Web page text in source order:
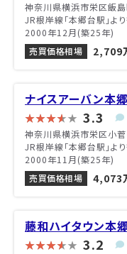
神奈川県横浜市栄区飯
JR根岸線「本郷台駅」よ
2000年12月(築25年)
売買価格相場
2,709
ナイスアーバン本
3.3
神奈川県横浜市栄区小
JR根岸線「本郷台駅」よ
2000年11月(築25年)
売買価格相場
4,073
藤和ハイタウン本
3.2